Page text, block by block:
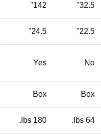
32.5"
142"
22.5"
24.5"
No
Yes
Box
Box
64 lbs.
180 lbs.